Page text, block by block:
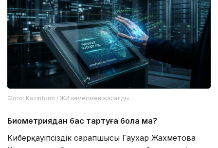
Фото: Kazinform / ЖИ көмегімен жасалды
Биометриядан бас тартуға бола ма?
Киберқауіпсіздік сарапшысы Гаухар Жахметова